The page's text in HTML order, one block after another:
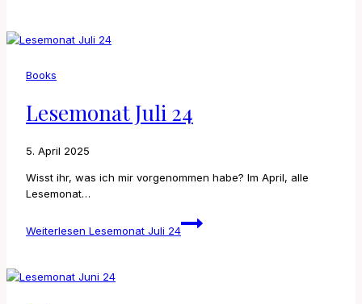
Books
Lesemonat Juli 24
5. April 2025
Wisst ihr, was ich mir vorgenommen habe? Im April, alle
Lesemonat…
Weiterlesen Lesemonat Juli 24